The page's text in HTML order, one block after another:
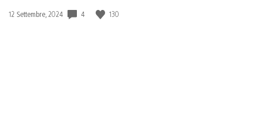
Data
12 Settembre, 2024 4 130